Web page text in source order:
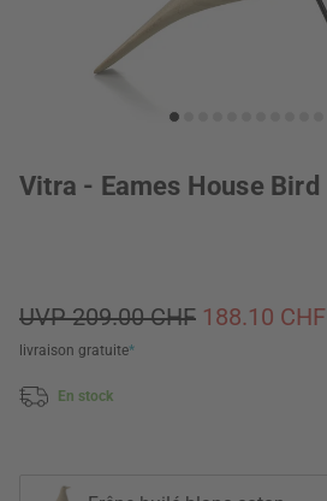
Vitra - Eames House Bird
UVP 209.00 CHF 188.10 CHF
livraison gratuite*
En stock